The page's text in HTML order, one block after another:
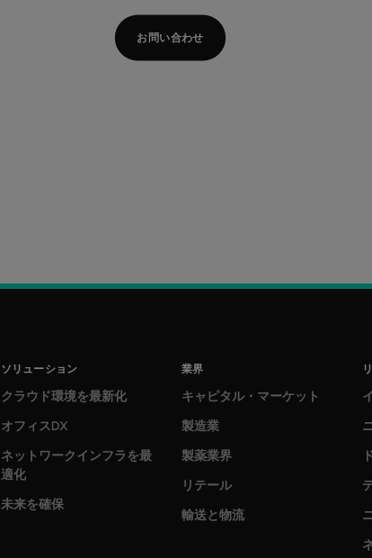
お問い合わせ
ソリューション
クラウド環境を最新化
オフィスDX
ネットワークインフラを最
適化
未来を確保
業界
キャピタル・マーケット
製造業
製薬業界
リテール
輸送と物流